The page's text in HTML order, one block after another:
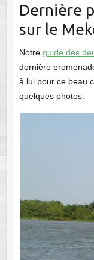
Dernière
sur le
Notre guide des
dernière
à lui pour ce beau
quelques photos.